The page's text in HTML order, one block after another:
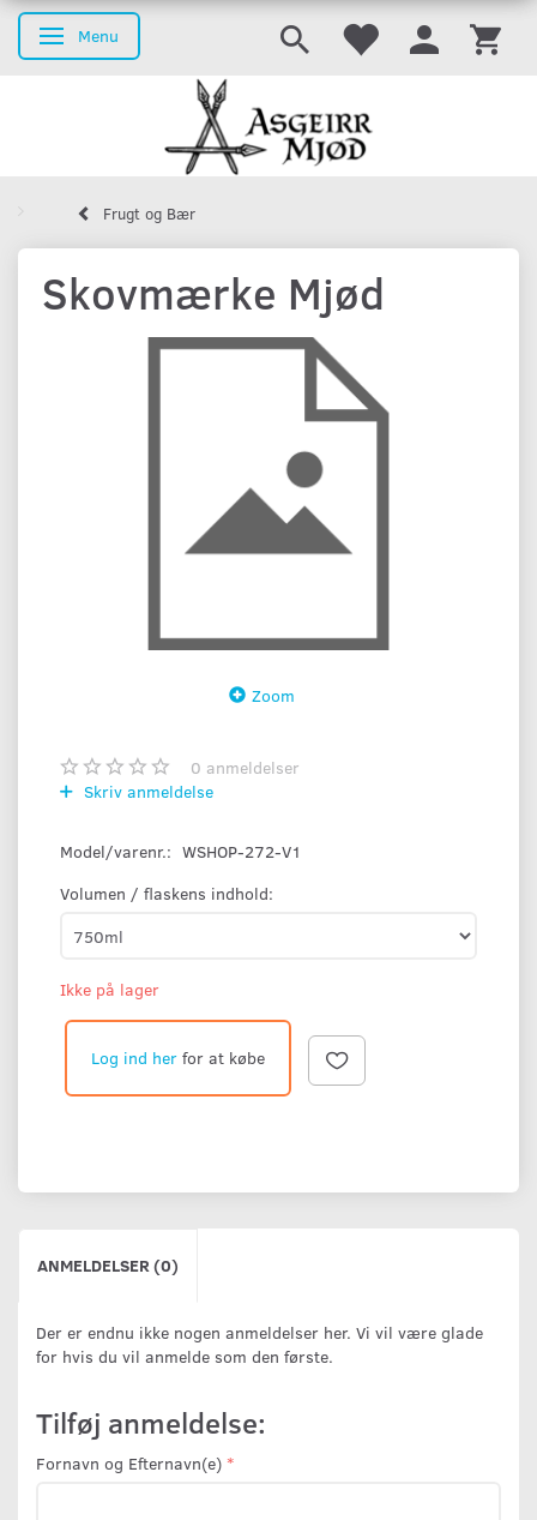
Skifte navigation
Menu
Frugt og Bær
Skovmærke Mjød
Zoom
0 anmeldelser
Skriv anmeldelse
Model/varenr.: WSHOP-272-V1
Volumen / flaskens indhold:
Ikke på lager
Log ind her for at købe
ANMELDELSER (0)
Der er endnu ikke nogen anmeldelser her. Vi vil være glade
for hvis du vil anmelde som den første.
Tilføj anmeldelse:
Fornavn og Efternavn(e)